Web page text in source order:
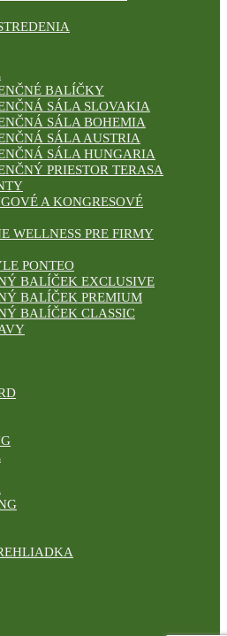
BALÍČKY
SÁLA SLOVAKIA
SÁLA BOHEMIA
SÁLA AUSTRIA
SÁLA HUNGARIA
PRIESTOR TERASA
A KONGRESOVÉ
WELLNESS PRE FIRMY
PONTEO
BALÍČEK EXCLUSIVE
BALÍČEK PREMIUM
BALÍČEK CLASSIC